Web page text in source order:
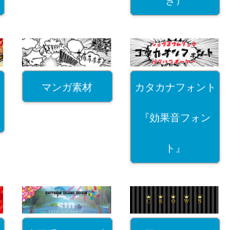
マンガ素材 カタカナフォント
『効果音フォン
ト』